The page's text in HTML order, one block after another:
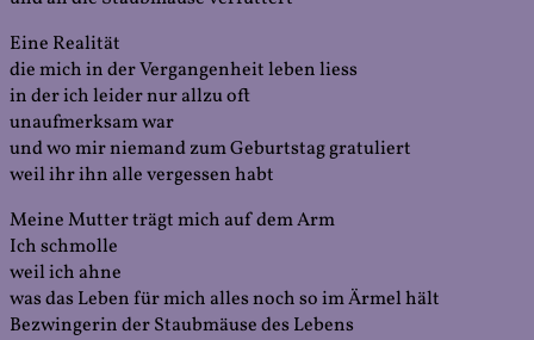
Eine Realität
die mich in der Vergangenheit leben liess
in der ich leider nur allzu oft
unaufmerksam war
und wo mir niemand zum Geburtstag gratuliert
weil ihr ihn alle vergessen habt
Meine Mutter trägt mich auf dem Arm
Ich schmolle
weil ich ahne
was das Leben für mich alles noch so im Ärmel hält
Bezwingerin der Staubmäuse des Lebens